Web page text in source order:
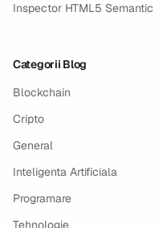
Inspector HTML5 Semantic
Categorii Blog
Blockchain
Cripto
General
Inteligenta Artificiala
Programare
Tehnologie